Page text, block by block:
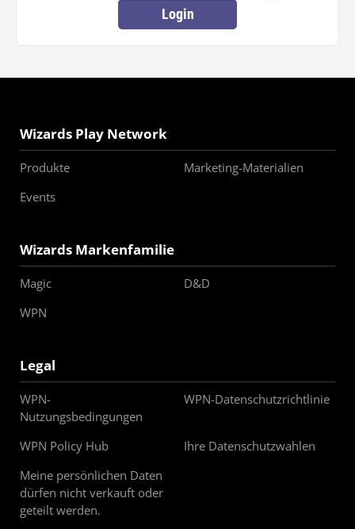
Login
Wizards Play Network
Produkte
Marketing-Materialien
Events
Wizards Markenfamilie
Magic
D&D
WPN
Legal
WPN-
Nutzungsbedingungen
WPN-Datenschutzrichtlinie
WPN Policy Hub
Ihre Datenschutzwahlen
Meine persönlichen Daten
dürfen nicht verkauft oder
geteilt werden.